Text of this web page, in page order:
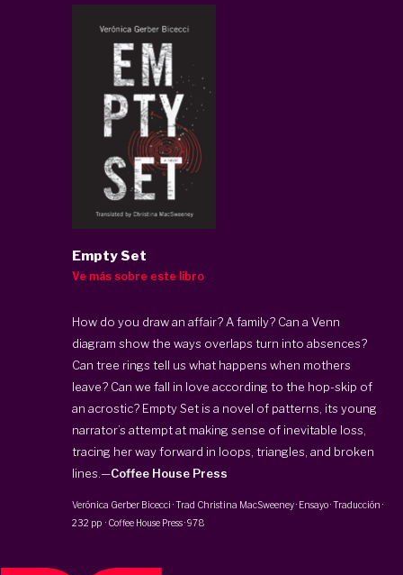
Empty Set
Ve más sobre este libro
How do you draw an affair? A family? Can a Venn
diagram show the ways overlaps turn into absences?
Can tree rings tell us what happens when mothers
leave? Can we fall in love according to the hop-skip of
an acrostic? Empty Set is a novel of patterns, its young
narrator’s attempt at making sense of inevitable loss,
tracing her way forward in loops, triangles, and broken
lines.—Coffee House Press
Verónica Gerber Bicecci · Trad Christina MacSweeney· Ensayo · Traducción ·
232 pp · Coffee House Press·978